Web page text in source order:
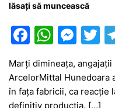
lăsați să muncească
F
a
c
e
W
at
s
M
s
s
T
w
Marți dimineața,
ArcelorMittal Hunedoara
în fața fabricii, ca reacție
definitiv producția. […]